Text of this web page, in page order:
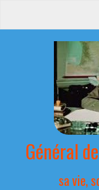
Général
sa vie,